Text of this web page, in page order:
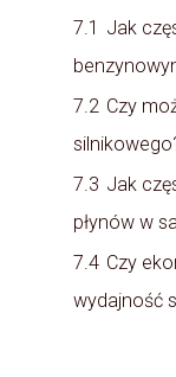
7.1 Jak
7.2 Czy
7.3 Jak
płynów w
7.4 Czy
wydajność